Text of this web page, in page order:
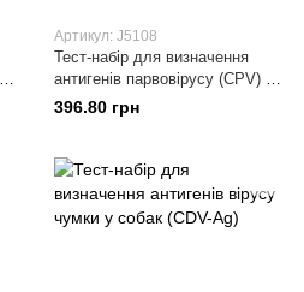
Артикул: J5108
Тест-набір для визначення
антигенів парвовірусу (CPV) та
коронавірусу (CCV) у собак
396.80 грн